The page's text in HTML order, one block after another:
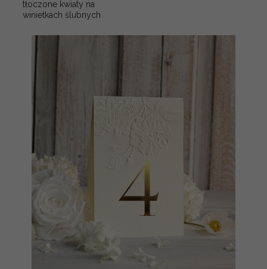
tłoczone kwiaty na
winietkach ślubnych